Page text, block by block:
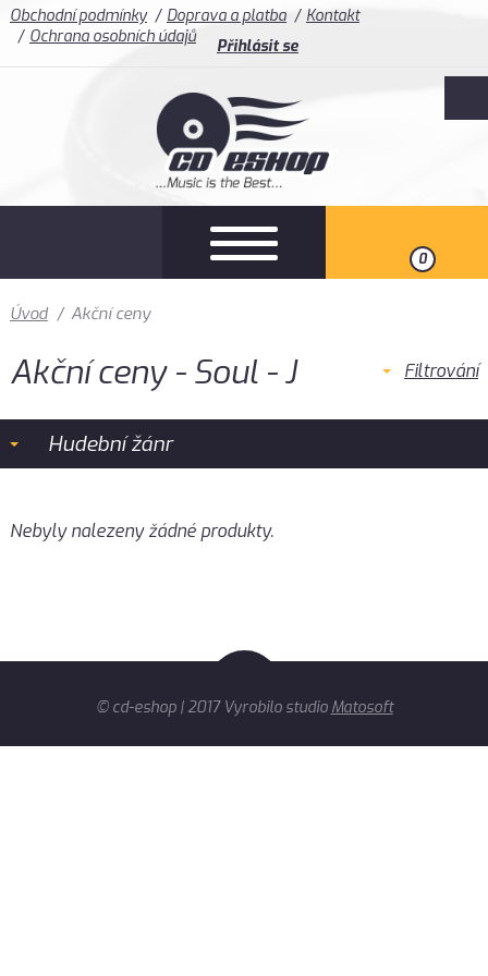
Obchodní podmínky Doprava a platba
Kontakt
Ochrana osobních údajů
Přihlásit se
0
Úvod / Akční ceny
Akční ceny - Soul - J Filtrování
Hudební žánr
Nebyly nalezeny žádné produkty.
© cd-eshop | 2017 Vyrobilo studio Matosoft